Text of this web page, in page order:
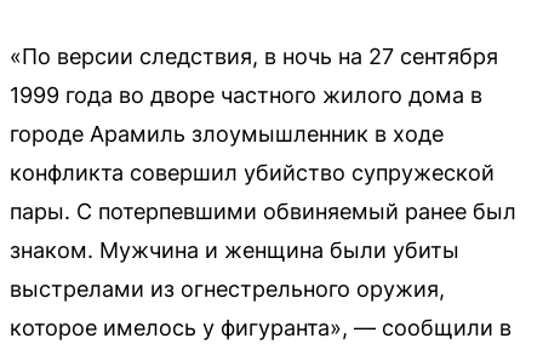
«По версии следствия, в ночь на 27 сентября
1999 года во дворе частного жилого дома в
городе Арамиль злоумышленник в ходе
конфликта совершил убийство супружеской
пары. С потерпевшими обвиняемый ранее был
знаком. Мужчина и женщина были убиты
выстрелами из огнестрельного оружия,
которое имелось у фигуранта», — сообщили в